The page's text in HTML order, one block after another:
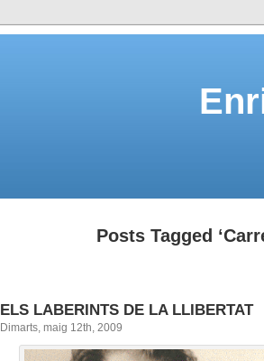
Posts Tagged
ELS LABERINTS DE LA LLIBERTAT
Dimarts, maig 12th, 2009